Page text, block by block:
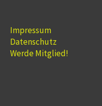
Impressum
Datenschutz
Werde Mitglied!